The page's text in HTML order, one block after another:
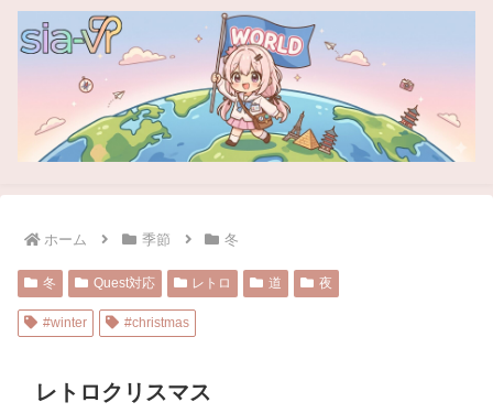
ホーム 季節 冬
冬 Quest対応 レトロ 道 夜
#winter #christmas
レトロクリスマス